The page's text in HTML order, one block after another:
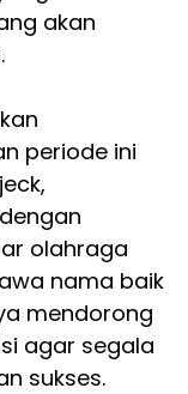
akan
periode ini
olahraga
nama baik
mendorong
agar segala
sukses.